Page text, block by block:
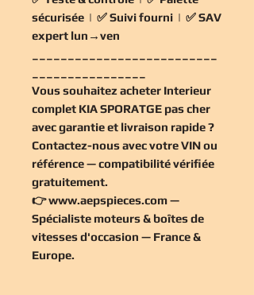
sécurisée | ✅Suivi fourni | ✅SAV
expert lun→ven
Vous souhaitez acheter Interieur
complet KIA SPORATGE pas cher
avec garantie et livraison rapide ?
Contactez-nous avec votre VIN ou
référence — compatibilité vérifiée
gratuitement.
👉www.aepspieces.com—
Spécialiste moteurs & boîtes de
vitesses d'occasion — France &
Europe.